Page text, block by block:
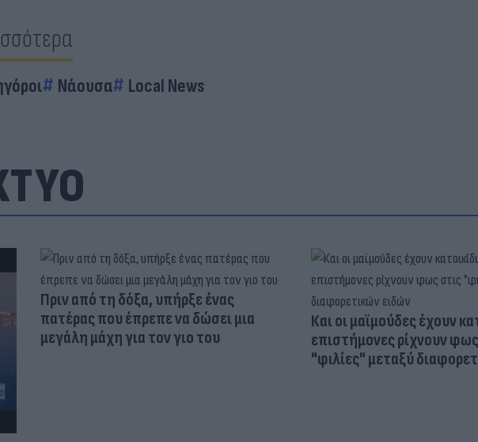
Νάουσα Local News
Πριν από τη δόξα, υπήρξε ένας
πατέρας που έπρεπε να δώσει μια
μεγάλη μάχη για τον γιο του
Και οι μαϊμούδες έχουν
επιστήμονες ρίχνουν
"φιλίες" μεταξύ